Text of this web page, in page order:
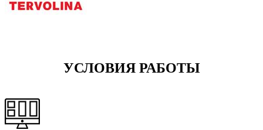
УСЛОВИЯ РАБОТЫ